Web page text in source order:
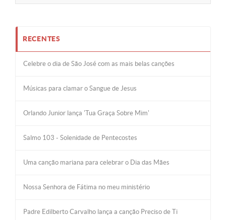
RECENTES
Celebre o dia de São José com as mais belas canções
Músicas para clamar o Sangue de Jesus
Orlando Junior lança 'Tua Graça Sobre Mim'
Salmo 103 - Solenidade de Pentecostes
Uma canção mariana para celebrar o Dia das Mães
Nossa Senhora de Fátima no meu ministério
Padre Edilberto Carvalho lança a canção Preciso de Ti